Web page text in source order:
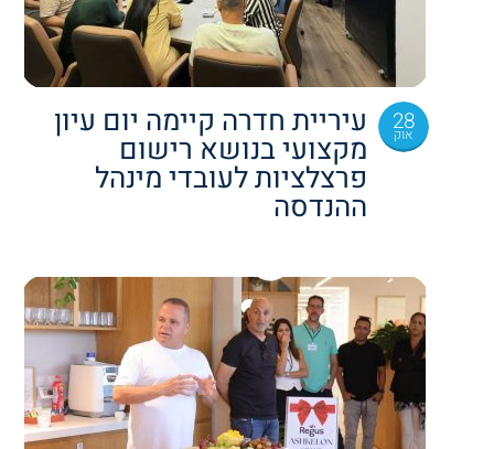
28
אוק עיריית חדרה קיימה יום עיון
מקצועי בנושא רישום
פרצלציות לעובדי מינהל
ההנדסה